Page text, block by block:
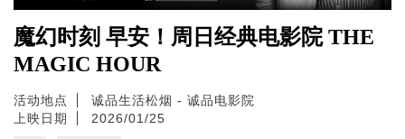
魔幻时刻 早安！周日经典电影院 THE
MAGIC HOUR
活动地点
诚品生活松烟 - 诚品电影院
上映日期
2026/01/25